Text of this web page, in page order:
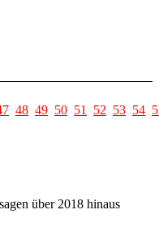
48 49 50 51 52 53 54
über 2018 hinaus